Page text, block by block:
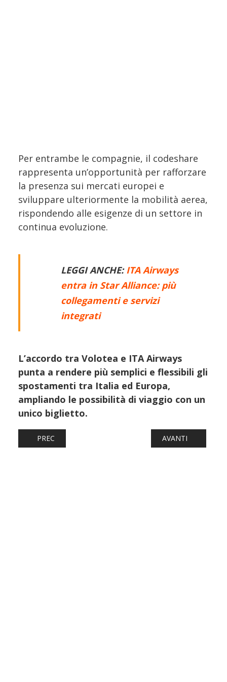
Per entrambe le compagnie, il codeshare
rappresenta un’opportunità per rafforzare
la presenza sui mercati europei e
sviluppare ulteriormente la mobilità aerea,
rispondendo alle esigenze di un settore in
continua evoluzione.
LEGGI ANCHE:ITA Airways
entra in Star Alliance: più
collegamenti e servizi
integrati
L’accordo tra Volotea e ITA Airways
punta a rendere più semplici e flessibili gli
spostamenti tra Italia ed Europa,
ampliando le possibilità di viaggio con un
unico biglietto.
ARTICOLO PRECEDENTE: CRISI CARBURANTE E TAGLI AI
PREC ARTICOLO
AVANTI